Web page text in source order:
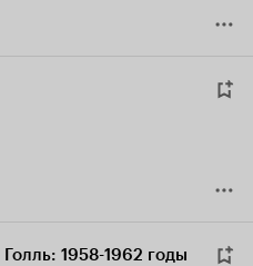
1958-1962 годы